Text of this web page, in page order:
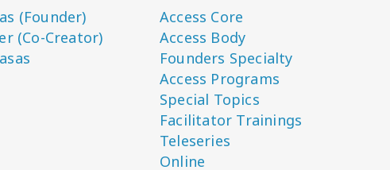
(Founder)
(Co-Creator)
Access Core
Access Body
Founders Specialty
Access Programs
Special Topics
Facilitator Trainings
Teleseries
Online